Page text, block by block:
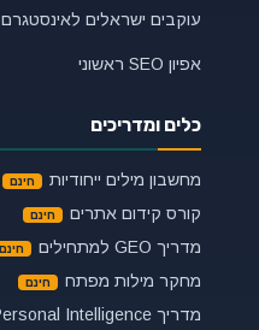
עוקבים ישראלים לאינסטגרם
אפיון SEO ראשוני
כלים ומדריכים
מחשבון מילים ייחודיות
קורס קידום אתרים
מדריך GEO למתחילים
מחקר מילות מפתח
מדריך Personal Intelligence